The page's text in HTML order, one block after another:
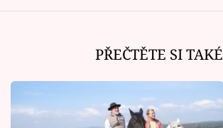
PŘEČTĚTE SI TAKÉ